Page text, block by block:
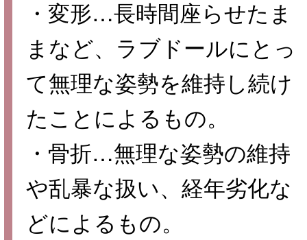
・変形…長時間座らせたま
まなど、ラブドールにとっ
て無理な姿勢を維持し続け
たことによるもの。
・骨折…無理な姿勢の維持
や乱暴な扱い、経年劣化な
どによるもの。